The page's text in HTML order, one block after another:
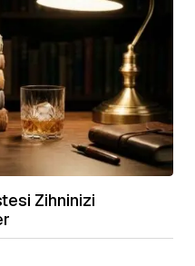
Zihninizi